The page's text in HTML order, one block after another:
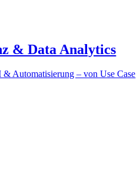
& Data Analytics
Automatisierung – von Use Case